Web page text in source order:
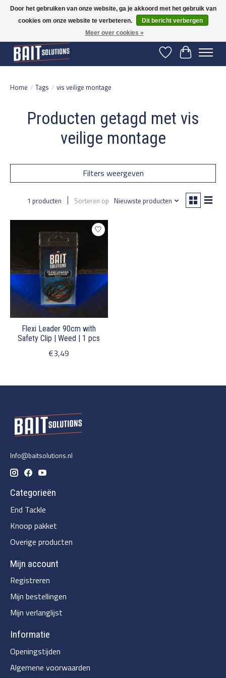
Gratis verzending vanaf 50 euro binnen NL | Op voorraad binnen 2-5 werkdagen
verzonden | België vanaf 70 euro gratis verzonden
Verlanglijst
Home / Tags / vis veilige montage
Producten getagd met vis
veilige montage
Filters weergeven
1 producten Sorteren op Nieuwste producten
Flexi Leader 90cm with
Safety Clip | Weed | 1 pcs
€3,49
Info@baitsolutions.nl
Categorieën
End Tackle
Knoop pakket
Overige producten
Mijn account
Registreren
Mijn bestellingen
Mijn verlanglijst
Informatie
Openingstijden
Algemene voorwaarden
Door het gebruiken van onze website, ga je akkoord met het gebruik van
cookies om onze website te verbeteren.
Dit bericht verbergen
Meer over cookies »